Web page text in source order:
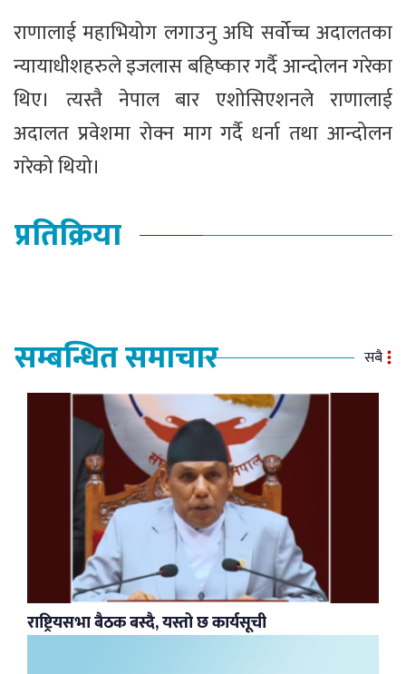
राणालाई महाभियोग लगाउनु अघि सर्वोच्च अदालतका
न्यायाधीशहरुले इजलास बहिष्कार गर्दै आन्दोलन गरेका
थिए। त्यस्तै नेपाल बार एशोसिएशनले राणालाई
अदालत प्रवेशमा रोक्न माग गर्दै धर्ना तथा आन्दोलन
गरेको थियो।
प्रतिक्रिया
सम्बन्धित समाचार सबै
राष्ट्रियसभा बैठक बस्दै, यस्तो छ कार्यसूची